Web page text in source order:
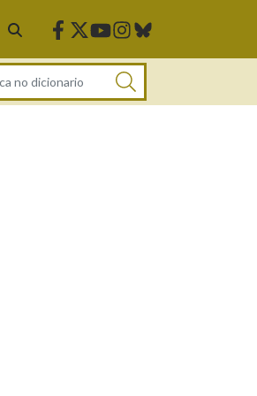
Facebook
Twitter
Youtube
Instagram
Bluesky